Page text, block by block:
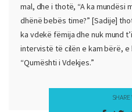
mal, dhe i thotë, “A ka mundësi
dhënë bebës time?” [Sadije]
ka vdekë fëmija dhe nuk mund
intervistë të cilën e kam bërë,
“Qumështi i Vdekjes.”